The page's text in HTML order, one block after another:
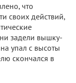
что
своих действий,
задели вышку-
упал с высоты
скончался в